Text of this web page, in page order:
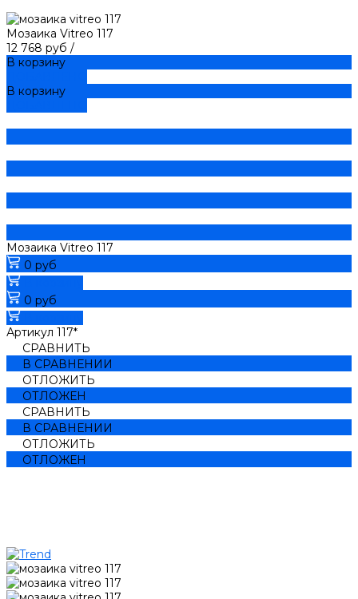
Мозаика Vitreo 117
12 768 руб /
В корзину
В корзину
Мозаика Vitreo 117
0 руб
0 руб
Артикул 117*
СРАВНИТЬ
В СРАВНЕНИИ
ОТЛОЖИТЬ
ОТЛОЖЕН
СРАВНИТЬ
В СРАВНЕНИИ
ОТЛОЖИТЬ
ОТЛОЖЕН